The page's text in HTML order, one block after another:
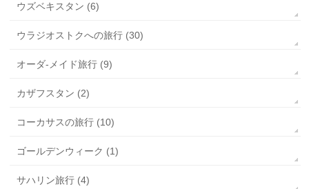
ウズベキスタン (6)
ウラジオストクへの旅行 (30)
オーダ-メイド旅行 (9)
カザフスタン (2)
コーカサスの旅行 (10)
ゴールデンウィーク (1)
サハリン旅行 (4)